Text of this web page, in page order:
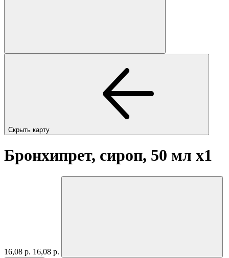
Скрыть карту
Бронхипрет, сироп, 50 мл x1
16,08 р. 16,08 р.